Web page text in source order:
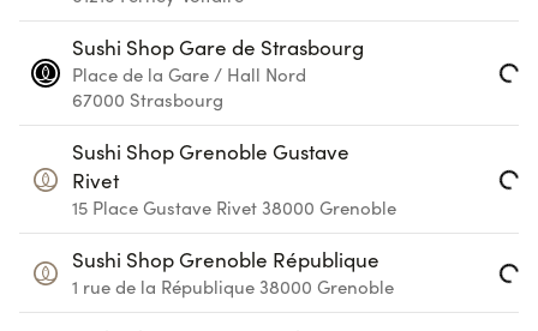
Loading...
Sushi Shop Gare de Strasbourg
Place de la Gare / Hall Nord
67000 Strasbourg Loading...
Sushi Shop Grenoble Gustave
Rivet
15 Place Gustave Rivet 38000 Grenoble Loading...
Sushi Shop Grenoble République
1 rue de la République 38000 Grenoble